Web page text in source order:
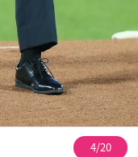
4/20